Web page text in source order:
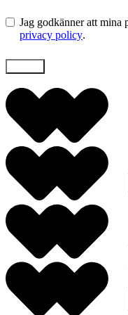
Jag godkänner att mina
privacy policy.